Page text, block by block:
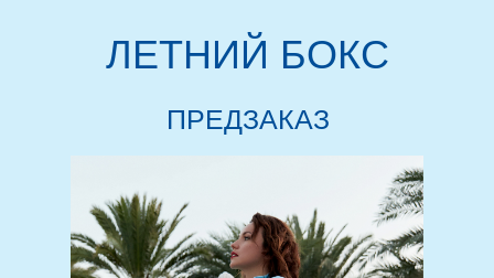
ЛЕТНИЙ БОКС
ПРЕДЗАКАЗ